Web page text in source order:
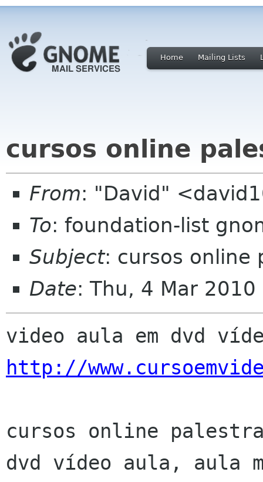
Home Mailing Lists
cursos online
From: "David"
To: foundation-list
Subject: cursos online
Date: Thu, 4 Mar
http://
cursos online
dvd vídeo aula, aula